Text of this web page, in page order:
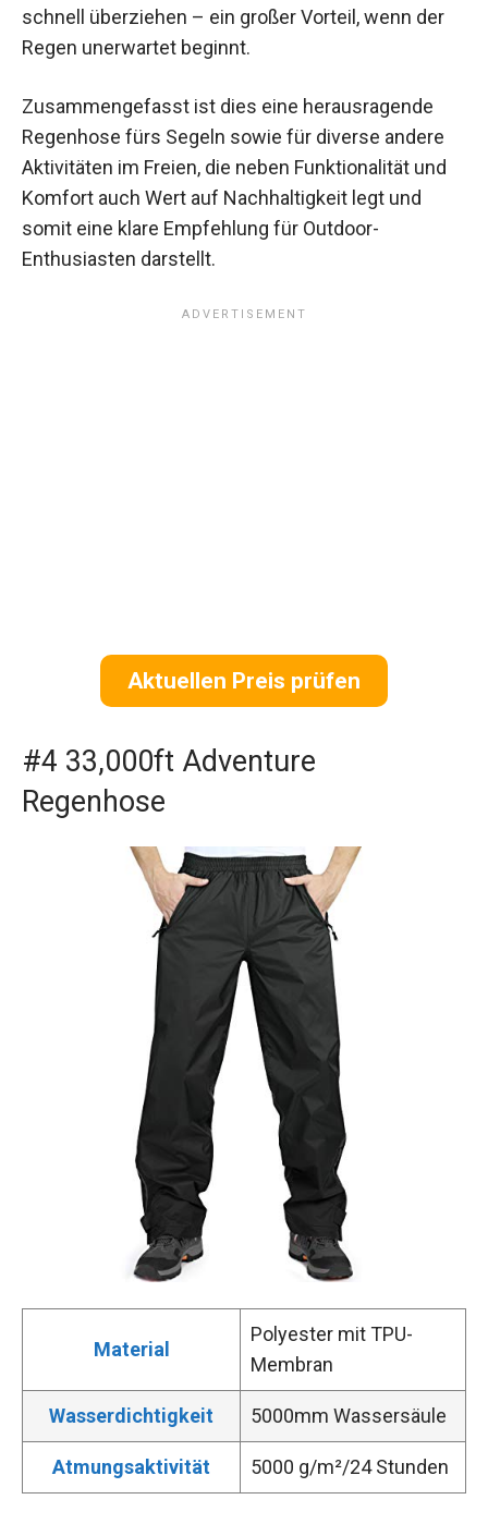
schnell überziehen – ein großer Vorteil, wenn der
Regen unerwartet beginnt.
Zusammengefasst ist dies eine herausragende
Regenhose fürs Segeln sowie für diverse andere
Aktivitäten im Freien, die neben Funktionalität und
Komfort auch Wert auf Nachhaltigkeit legt und
somit eine klare Empfehlung für Outdoor-
Enthusiasten darstellt.
Aktuellen Preis prüfen
#4 33,000ft Adventure
Regenhose
Material
Polyester mit TPU-
Membran
Wasserdichtigkeit 5000mm Wassersäule
Atmungsaktivität 5000 g/m²/24 Stunden